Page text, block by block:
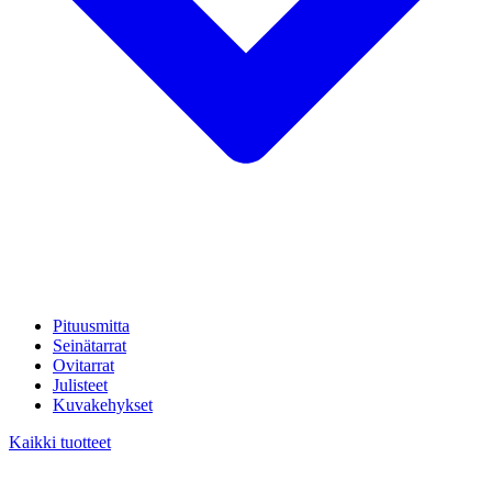
Pituusmitta
Seinätarrat
Ovitarrat
Julisteet
Kuvakehykset
Kaikki tuotteet